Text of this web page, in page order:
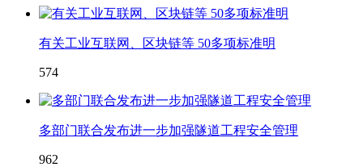
有关工业互联网、区块链等 50多项标准明
574
多部门联合发布进一步加强隧道工程安全管理
962